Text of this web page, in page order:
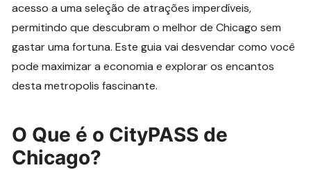
acesso a uma seleção de atrações imperdíveis,
permitindo que descubram o melhor de Chicago sem
gastar uma fortuna. Este guia vai desvendar como você
pode maximizar a economia e explorar os encantos
desta metropolis fascinante.
O Que é o CityPASS de
Chicago?